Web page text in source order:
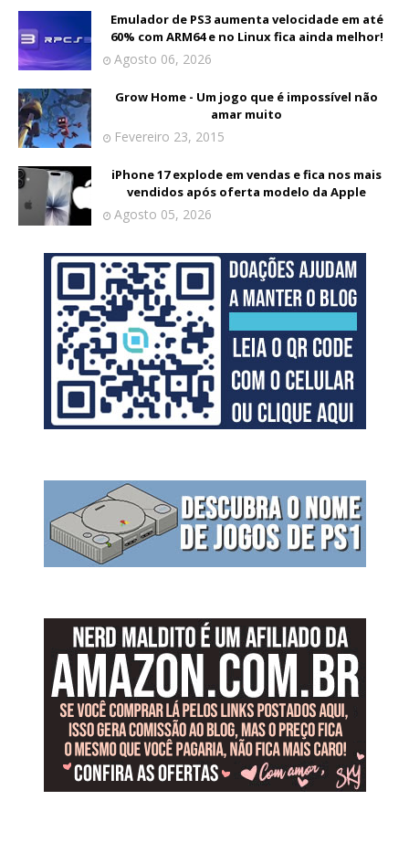
Emulador de PS3 aumenta velocidade em até
60% com ARM64 e no Linux fica ainda melhor!
Agosto 06, 2026
Grow Home - Um jogo que é impossível não
amar muito
Fevereiro 23, 2015
iPhone 17 explode em vendas e fica nos mais
vendidos após oferta modelo da Apple
Agosto 05, 2026